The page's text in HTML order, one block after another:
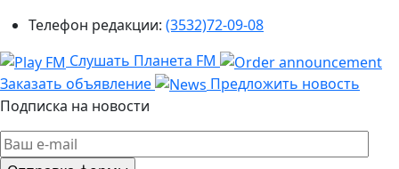
Телефон редакции: (3532)72-09-08
Слушать Планета FM
Заказать объявление
Предложить новость
Подписка на новости